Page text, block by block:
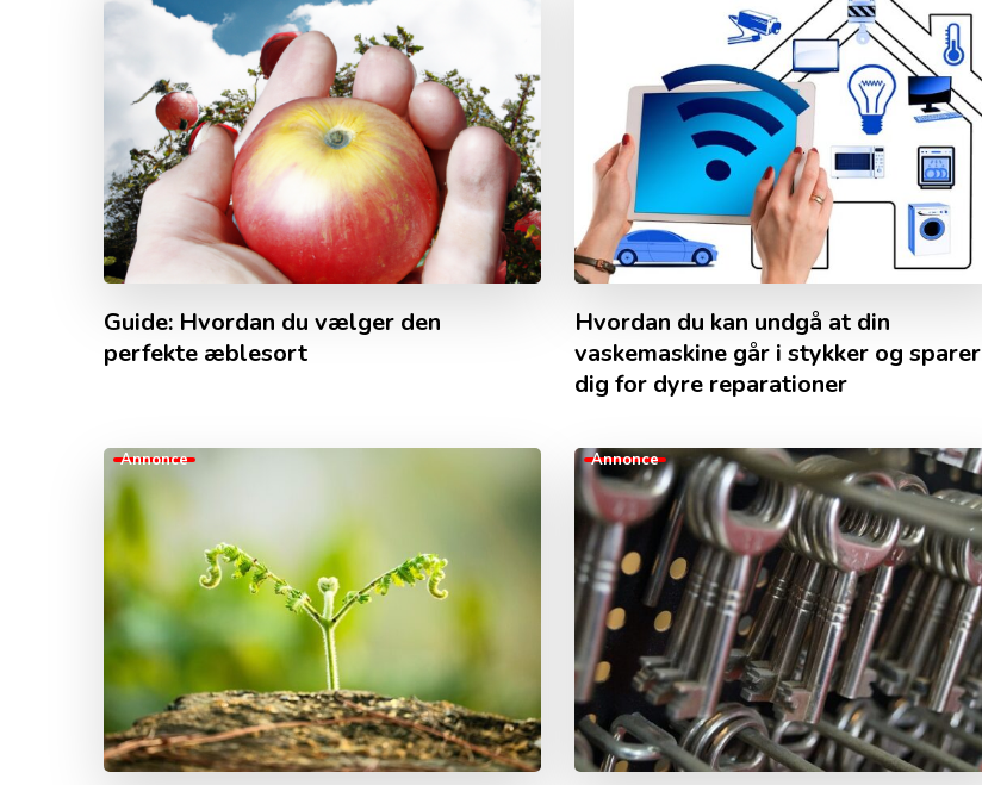
Guide: Hvordan du vælger den
perfekte æblesort
Hvordan du kan undgå at din
vaskemaskine går i stykker og sparer
dig for dyre reparationer
Annonce Annonce